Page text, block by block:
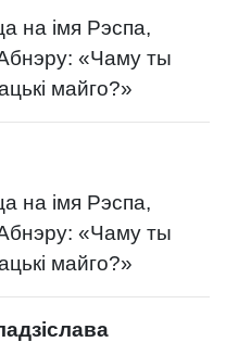
на імя Рэспа,
Абнэру: «Чаму ты
майго?»
на імя Рэспа,
Абнэру: «Чаму ты
майго?»